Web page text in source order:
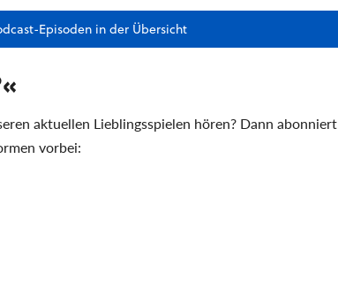
Episoden in der Übersicht
aktuellen Lieblingsspielen hören? Dann abonniert
vorbei: